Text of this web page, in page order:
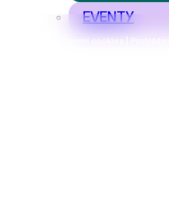
Nastavení cookies |
EVENTY